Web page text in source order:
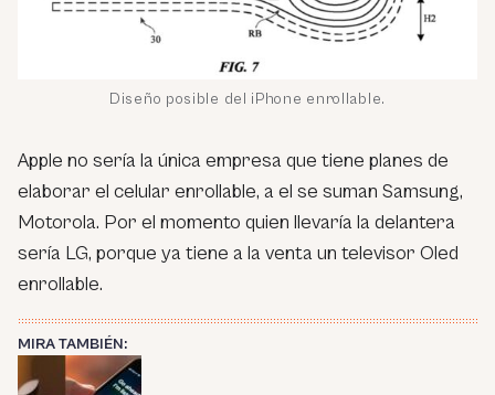
Diseño posible del iPhone enrollable.
Apple no sería la única empresa que tiene planes de
elaborar el celular enrollable, a el se suman Samsung,
Motorola. Por el momento quien llevaría la delantera
sería LG, porque ya tiene a la venta un televisor Oled
enrollable.
MIRA TAMBIÉN: